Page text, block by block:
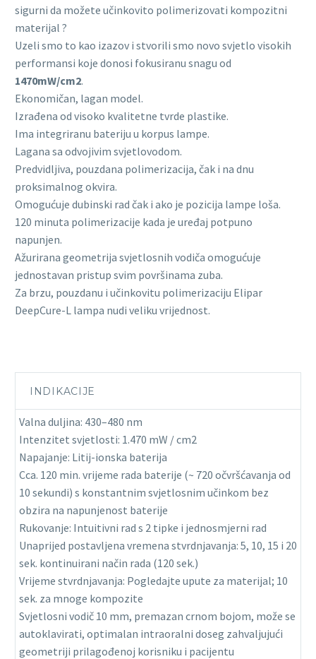
sigurni da možete učinkovito polimerizovati kompozitni
materijal ?
Uzeli smo to kao izazov i stvorili smo novo svjetlo visokih
performansi koje donosi fokusiranu snagu od
1470mW/cm2.
Ekonomičan, lagan model.
Izrađena od visoko kvalitetne tvrde plastike.
Ima integriranu bateriju u korpus lampe.
Lagana sa odvojivim svjetlovodom.
Predvidljiva, pouzdana polimerizacija, čak i na dnu
proksimalnog okvira.
Omogućuje dubinski rad čak i ako je pozicija lampe loša.
120 minuta polimerizacije kada je uređaj potpuno
napunjen.
Ažurirana geometrija svjetlosnih vodiča omogućuje
jednostavan pristup svim površinama zuba.
Za brzu, pouzdanu i učinkovitu polimerizaciju Elipar
DeepCure-L lampa nudi veliku vrijednost.
INDIKACIJE
Valna duljina: 430–480 nm
Intenzitet svjetlosti: 1.470 mW / cm2
Napajanje: Litij-ionska baterija
Cca. 120 min. vrijeme rada baterije (~ 720 očvršćavanja od
10 sekundi) s konstantnim svjetlosnim učinkom bez
obzira na napunjenost baterije
Rukovanje: Intuitivni rad s 2 tipke i jednosmjerni rad
Unaprijed postavljena vremena stvrdnjavanja: 5, 10, 15 i 20
sek. kontinuirani način rada (120 sek.)
Vrijeme stvrdnjavanja: Pogledajte upute za materijal; 10
sek. za mnoge kompozite
Svjetlosni vodič 10 mm, premazan crnom bojom, može se
autoklavirati, optimalan intraoralni doseg zahvaljujući
geometriji prilagođenoj korisniku i pacijentu